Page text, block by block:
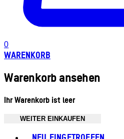
0
WARENKORB
Warenkorb ansehen
Ihr Warenkorb ist leer
WEITER EINKAUFEN